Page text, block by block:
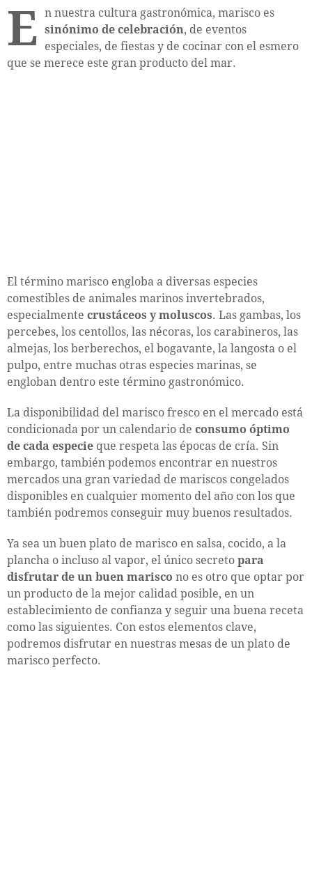
E n nuestra cultura gastronómica, marisco es
sinónimo de celebración, de eventos
especiales, de fiestas y de cocinar con el esmero
que se merece este gran producto del mar.
El término marisco engloba a diversas especies
comestibles de animales marinos invertebrados,
especialmente crustáceos y moluscos. Las gambas, los
percebes, los centollos, las nécoras, los carabineros, las
almejas, los berberechos, el bogavante, la langosta o el
pulpo, entre muchas otras especies marinas, se
engloban dentro este término gastronómico.
La disponibilidad del marisco fresco en el mercado está
condicionada por un calendario de consumo óptimo
de cada especie que respeta las épocas de cría. Sin
embargo, también podemos encontrar en nuestros
mercados una gran variedad de mariscos congelados
disponibles en cualquier momento del año con los que
también podremos conseguir muy buenos resultados.
Ya sea un buen plato de marisco en salsa, cocido, a la
plancha o incluso al vapor, el único secreto para
disfrutar de un buen marisco no es otro que optar por
un producto de la mejor calidad posible, en un
establecimiento de confianza y seguir una buena receta
como las siguientes. Con estos elementos clave,
podremos disfrutar en nuestras mesas de un plato de
marisco perfecto.